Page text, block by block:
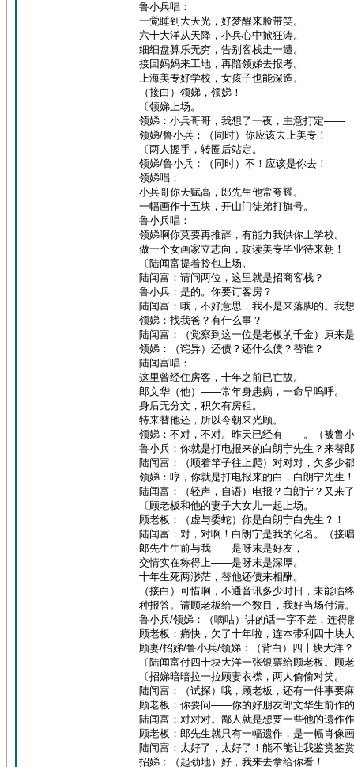
鲁小兵唱：
一觉睡到大天光，好梦醒来脸带笑。
六十大洋从天降，小兵心中掀狂涛。
细细盘算乐无穷，告别客栈走一遭。
接回妈妈来工地，再陪领娣去报考。
上海美专好学校，女孩子也能深造。
（接白）领娣，领娣！
〔领娣上场。
领娣：小兵哥哥，我想了一夜，主意打定——
领娣/鲁小兵：（同时）你应该去上美专！
〔两人握手，转圈后站定。
领娣/鲁小兵：（同时）不！应该是你去！
领娣唱：
小兵哥你天赋高，郎先生他常夸耀。
一幅画作十五块，开山门徒弟打旗号。
鲁小兵唱：
领娣啊你莫要再推辞，有能力我供你上学校。
做一个女画家立志向，攻读美专毕业待来朝！
〔陆闻富提着拎包上场。
陆闻富：请问两位，这里就是招商客栈？
鲁小兵：是的。你要订客房？
陆闻富：哦，不好意思，我不是来落脚的。我
领娣：找我爸？有什么事？
陆闻富：（觉察到这一位是老板的千金）原来
领娣：（诧异）还债？还什么债？替谁？
陆闻富唱：
这里曾经住房客，十年之前已亡故。
郎文华（他）——常年身患病，一命早呜呼。
身后无分文，积欠有房租。
特来替他还，所以今朝来光顾。
领娣：不对，不对。昨天已经有——。（被鲁
鲁小兵：你就是打电报来的白朗宁先生？来替
陆闻富：（顺着竿子往上爬）对对对，欠多少
领娣：哼，你就是打电报来的白，白朗宁先生
陆闻富：（轻声，自语）电报？白朗宁？又来
〔顾老板和他的妻子大女儿一起上场。
顾老板：（虚与委蛇）你是白朗宁白先生？！
陆闻富：对，对啊！白朗宁是我的化名。（接
郎先生生前与我——是呀末是好友，
交情实在称得上——是呀末是深厚。
十年生死两渺茫，替他还债来相酬。
（接白）可惜啊，不通音讯多少时日，未能
种报答。请顾老板给一个数目，我好当场付清。
鲁小兵/领娣：（嘀咕）讲的话一字不差，连得
顾老板：痛快，欠了十年啦，连本带利四十块
顾妻/招娣/鲁小兵/领娣：（背白）四十块大洋
〔陆闻富付四十块大洋一张银票给顾老板。顾
〔招娣暗暗拉一拉顾妻衣襟，两人偷偷对笑。
陆闻富：（试探）哦，顾老板，还有一件事
顾老板：你要问——你的好朋友郎文华生前作
陆闻富：对对对。鄙人就是想要一些他的遗作
顾老板：郎先生就只有一幅遗作，是一幅肖像
陆闻富：太好了，太好了！能不能让我鉴赏鉴
招娣：（起劲地）好，我来去拿给你看！